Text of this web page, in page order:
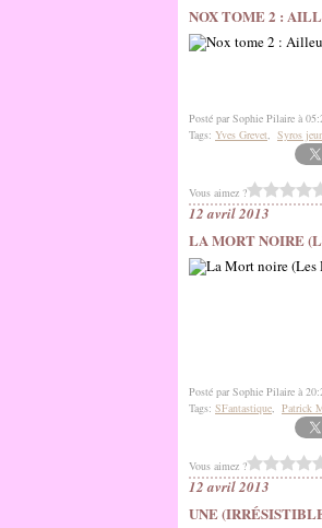
NOX TOME 2 :
Posté par Sophie Pilaire à
Tags: Yves Grevet, Syros
Vous aimez ?
12 avril 2013
LA MORT NOIRE
Posté par Sophie Pilaire à
Tags: SFantastique, Patrick
Vous aimez ?
12 avril 2013
UNE